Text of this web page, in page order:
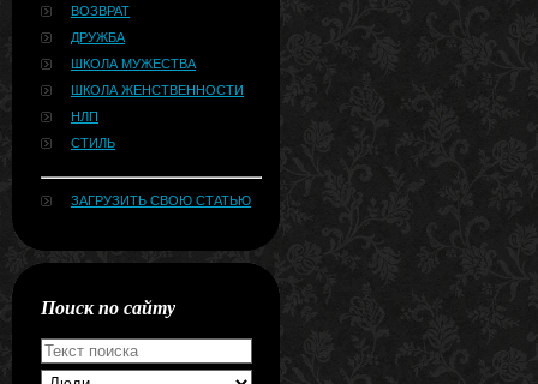
ВОЗВРАТ
ДРУЖБА
ШКОЛА МУЖЕСТВА
ШКОЛА ЖЕНСТВЕННОСТИ
НЛП
СТИЛЬ
ЗАГРУЗИТЬ СВОЮ СТАТЬЮ
Поиск по сайту